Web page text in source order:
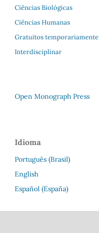
Ciências Biológicas
Ciências Humanas
Gratuitos temporariamente
Interdisciplinar
Open Monograph Press
Idioma
Português (Brasil)
English
Español (España)